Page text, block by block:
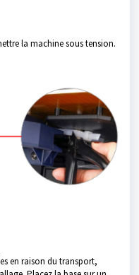
la machine sous tension.
en raison du transport,